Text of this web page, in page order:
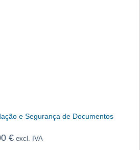
e Segurança de Documentos
€excl. IVA